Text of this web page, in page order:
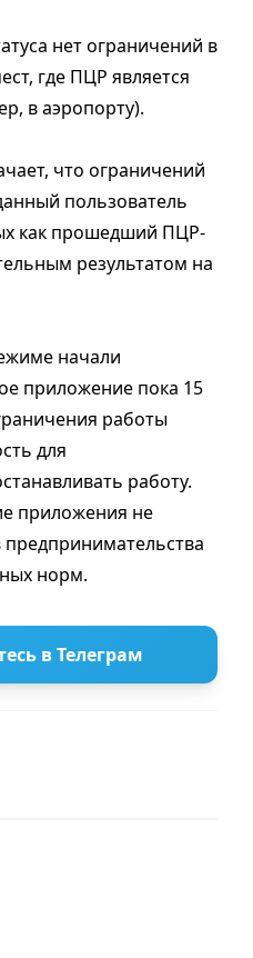
нет ограничений в
где ПЦР является
в аэропорту).
что ограничений
пользователь
как прошедший ПЦР-
результатом на
начали
приложение пока 15
работы
для
работу.
приложения не
норм.
в Телеграм